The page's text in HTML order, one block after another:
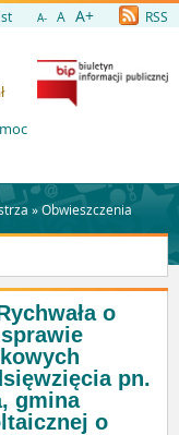
A- A A+ RSS
»Obwieszczenia
o
pn.
gmina
o